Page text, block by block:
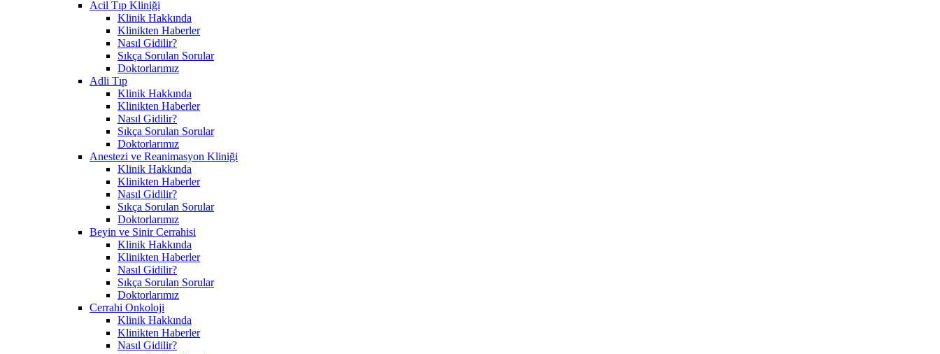
Acil Tıp Kliniği
Klinik Hakkında
Klinikten Haberler
Nasıl Gidilir?
Sıkça Sorulan Sorular
Doktorlarımız
Adli Tıp
Klinik Hakkında
Klinikten Haberler
Nasıl Gidilir?
Sıkça Sorulan Sorular
Doktorlarımız
Anestezi ve Reanimasyon Kliniği
Klinik Hakkında
Klinikten Haberler
Nasıl Gidilir?
Sıkça Sorulan Sorular
Doktorlarımız
Beyin ve Sinir Cerrahisi
Klinik Hakkında
Klinikten Haberler
Nasıl Gidilir?
Sıkça Sorulan Sorular
Doktorlarımız
Cerrahi Onkoloji
Klinik Hakkında
Klinikten Haberler
Nasıl Gidilir?